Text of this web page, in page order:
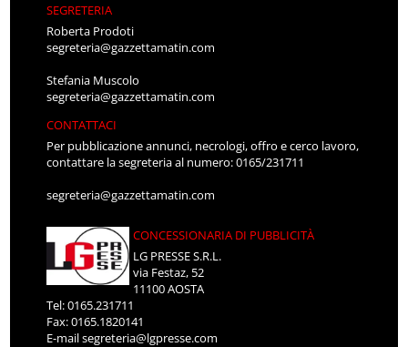
SEGRETERIA
Roberta Prodoti
segreteria@gazzettamatin.com
Stefania Muscolo
segreteria@gazzettamatin.com
CONTATTACI
Per pubblicazione annunci, necrologi, offro e cerco lavoro,
contattare la segreteria al numero: 0165/231711
segreteria@gazzettamatin.com
CONCESSIONARIA DI PUBBLICITÀ
LG PRESSE S.R.L.
via Festaz, 52
11100 AOSTA
Tel: 0165.231711
Fax: 0165.1820141
E-mailsegreteria@lgpresse.com